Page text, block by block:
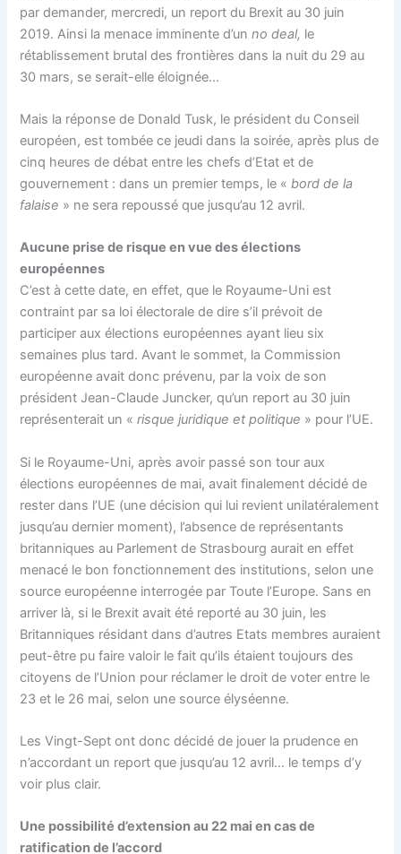
par demander, mercredi, un report du Brexit au 30 juin
2019. Ainsi la menace imminente d’unno deal, le
rétablissement brutal des frontières dans la nuit du 29 au
30 mars, se serait-elle éloignée…
Mais la réponse de Donald Tusk, le président du Conseil
européen, est tombée ce jeudi dans la soirée, après plus de
cinq heures de débat entre les chefs d’Etat et de
gouvernement : dans un premier temps, le «bord de la
falaise » ne sera repoussé que jusqu’au 12 avril.
Aucune prise de risque en vue des élections
européennes
C’est à cette date, en effet, que le Royaume-Uni est
contraint par sa loi électorale de dire s’il prévoit de
participer aux élections européennes ayant lieu six
semaines plus tard. Avant le sommet, la Commission
européenne avait donc prévenu, par la voix de son
président Jean-Claude Juncker, qu’un report au 30 juin
représenterait un «risque juridique et politique » pour l’UE.
Si le Royaume-Uni, après avoir passé son tour aux
élections européennes de mai, avait finalement décidé de
rester dans l’UE (une décision qui lui revient unilatéralement
jusqu’au dernier moment), l’absence de représentants
britanniques au Parlement de Strasbourg aurait en effet
menacé le bon fonctionnement des institutions, selon une
source européenne interrogée par Toute l’Europe. Sans en
arriver là, si le Brexit avait été reporté au 30 juin, les
Britanniques résidant dans d’autres Etats membres auraient
peut-être pu faire valoir le fait qu’ils étaient toujours des
citoyens de l’Union pour réclamer le droit de voter entre le
23 et le 26 mai, selon une source élyséenne.
Les Vingt-Sept ont donc décidé de jouer la prudence en
n’accordant un report que jusqu’au 12 avril… le temps d’y
voir plus clair.
Une possibilité d’extension au 22 mai en cas de
ratification de l’accord